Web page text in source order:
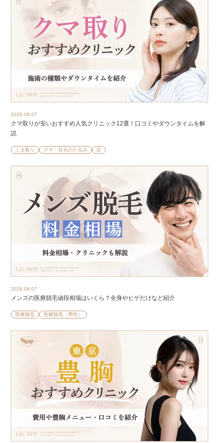
2026.08.07
クマ取りが安いおすすめ人気クリニック12選！口コミやダウンタイムを解
説
くま取り クマ・目元のたるみ 目
2026.08.07
メンズの医療脱毛値段相場はいくら？全身やヒゲだけなど紹介
医療脱毛 医療脱毛（男性）